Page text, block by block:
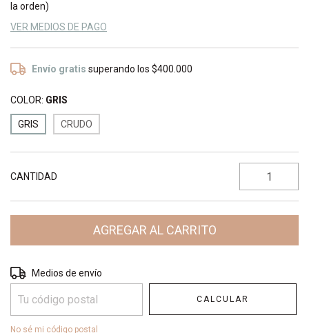
la orden)
VER MEDIOS DE PAGO
Envío gratis superando los$400.000
COLOR: GRIS
GRIS CRUDO
CANTIDAD
Entregas para el CP:
Medios de envío
CALCULAR
No sé mi código postal